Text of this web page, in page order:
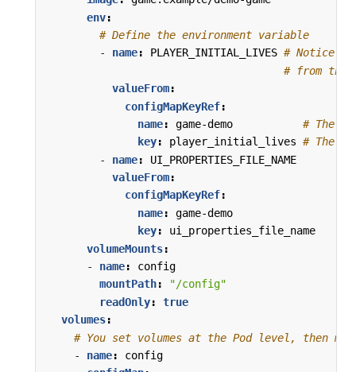
env:
# Define the environment variable
- name: PLAYER_INITIAL_LIVES # Notice
# from the
valueFrom:
configMapKeyRef:
name: game-demo
# The
key: player_initial_lives # The
- name:
UI_PROPERTIES_FILE_NAME
valueFrom:
configMapKeyRef:
name:
game-demo
key:
ui_properties_file_name
volumeMounts:
- name:
config
mountPath:
"/config"
readOnly:
true
volumes:
# You set volumes at the Pod level, then
- name:
config